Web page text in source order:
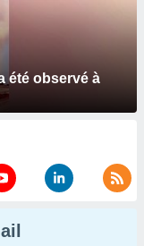
été observé à